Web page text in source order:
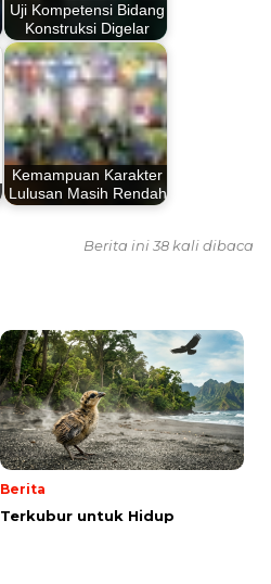
Uji Kompetensi Bidang
Konstruksi Digelar
Kemampuan Karakter
Lulusan Masih Rendah
Berita ini 38 kali dibaca
Berita
Terkubur untuk Hidup